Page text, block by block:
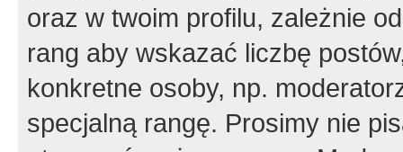
oraz w twoim profilu, zależnie
rang aby wskazać liczbę
konkretne osoby, np.
specjalną rangę. Prosimy nie